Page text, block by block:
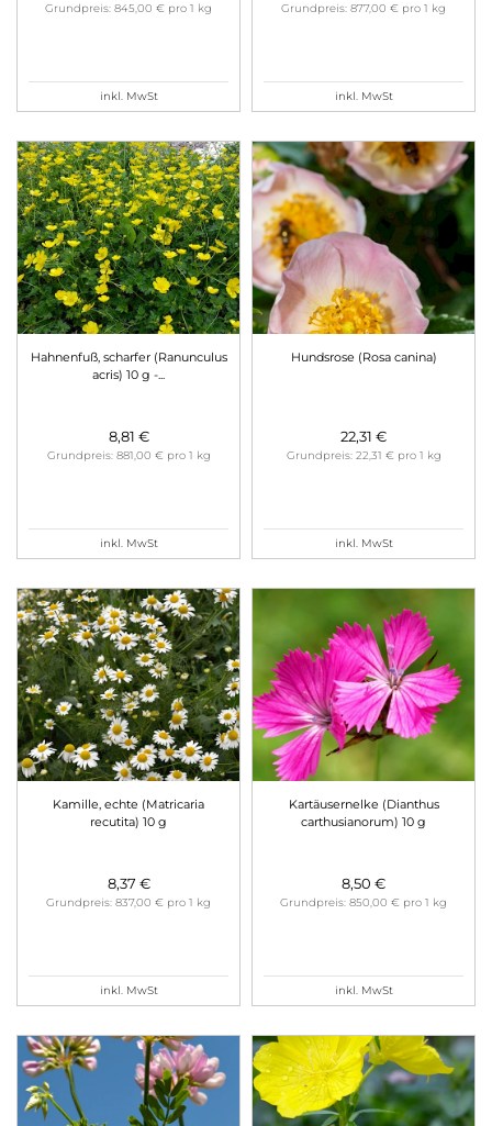
Grundpreis: 845,00 € pro 1 kg
inkl. MwSt
Grundpreis: 877,00 € pro 1 kg
inkl. MwSt
Hahnenfuß, scharfer (Ranunculus
acris) 10 g -...
8,81 €
Grundpreis: 881,00 € pro 1 kg
inkl. MwSt
Hundsrose (Rosa canina)
22,31 €
Grundpreis: 22,31 € pro 1 kg
inkl. MwSt
Kamille, echte (Matricaria
recutita) 10 g
8,37 €
Grundpreis: 837,00 € pro 1 kg
inkl. MwSt
Kartäusernelke (Dianthus
carthusianorum) 10 g
8,50 €
Grundpreis: 850,00 € pro 1 kg
inkl. MwSt